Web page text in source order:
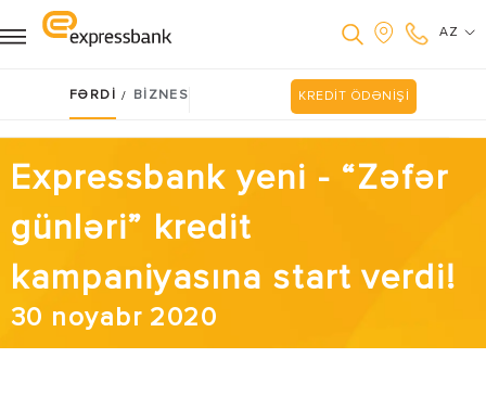
AZ
FƏRDİ / BİZNES KREDİT ÖDƏNİŞİ
Expressbank yeni - “Zəfər
günləri” kredit
kampaniyasına start verdi!
30 noyabr 2020